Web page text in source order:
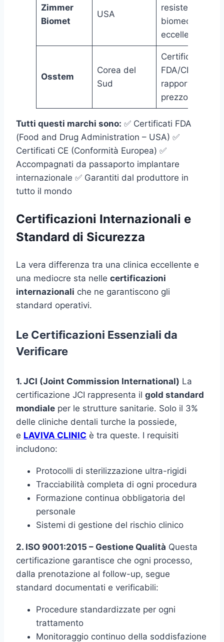
Zimmer
Biomet
USA
resistenza
biomeccanica
eccellente
Osstem
Corea del
Sud
Certificazioni
FDA/CE, ottimo
rapporto
prezzo
Tutti questi marchi sono: ✅ Certificati FDA
(Food and Drug Administration – USA) ✅
Certificati CE (Conformità Europea) ✅
Accompagnati da passaporto implantare
internazionale ✅ Garantiti dal produttore in
tutto il mondo
Certificazioni Internazionali e
Standard di Sicurezza
La vera differenza tra una clinica eccellente e
una mediocre sta nelle certificazioni
internazionali che ne garantiscono gli
standard operativi.
Le Certificazioni Essenziali da
Verificare
1. JCI (Joint Commission International) La
certificazione JCI rappresenta il gold standard
mondiale per le strutture sanitarie. Solo il 3%
delle cliniche dentali turche la possiede,
e LAVIVA CLINIC è tra queste. I requisiti
includono:
Protocolli di sterilizzazione ultra-rigidi
Tracciabilità completa di ogni procedura
Formazione continua obbligatoria del
personale
Sistemi di gestione del rischio clinico
2. ISO 9001:2015 – Gestione Qualità Questa
certificazione garantisce che ogni processo,
dalla prenotazione al follow-up, segue
standard documentati e verificabili:
Procedure standardizzate per ogni
trattamento
Monitoraggio continuo della soddisfazione